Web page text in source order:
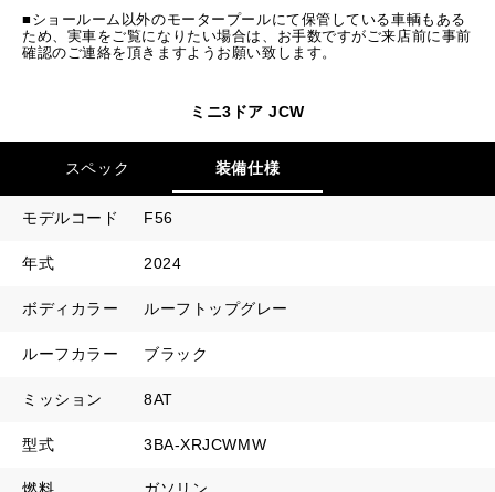
ボーナス月数 14 回
■ショールーム以外のモータープールにて保管している車輌もある
ため、実車をご覧になりたい場合は、お手数ですがご来店前に事前
確認のご連絡を頂きますようお願い致します。
ミニ3ドア JCW
スペック 装備仕様
モデルコード F56
年式 2024
ボディカラー ルーフトップグレー
ルーフカラー ブラック
ミッション 8AT
型式 3BA-XRJCWMW